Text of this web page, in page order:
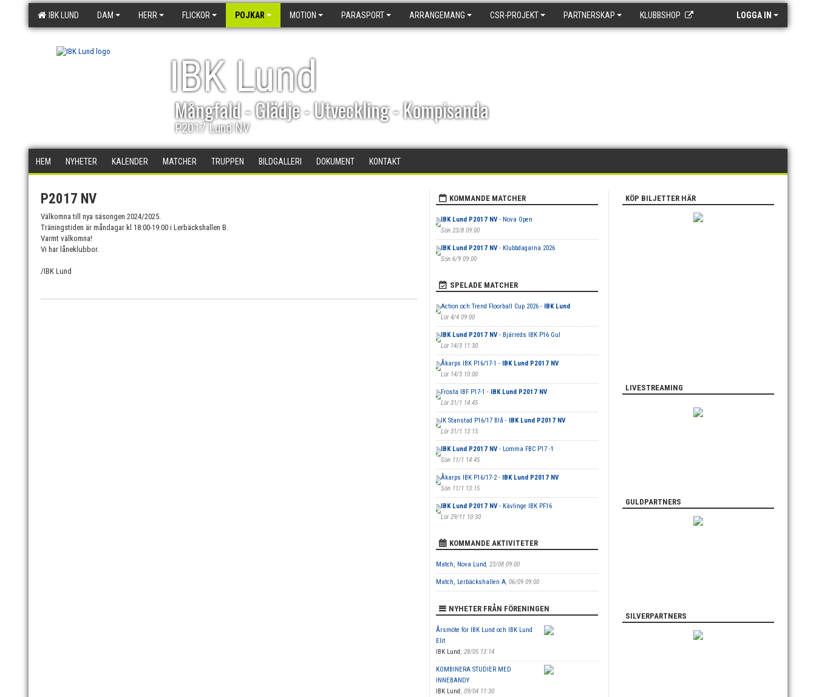
IBK LUND DAM HERR FLICKOR POJKAR MOTION PARASPORT ARRANGEMANG CSR-PROJEKT PARTNERSKAP KLUBBSHOP LOGGA IN
IBK Lund
Mångfald - Glädje - Utveckling - Kompisanda
P2017 Lund NV
HEM NYHETER KALENDER MATCHER TRUPPEN BILDGALLERI DOKUMENT KONTAKT
P2017 NV
Välkomna till nya säsongen 2024/2025.
Träningstiden är måndagar kl 18:00-19:00 i Lerbäckshallen B.
Varmt välkomna!
Vi har låneklubbor.
/IBK Lund
KOMMANDE MATCHER
IBK Lund P2017 NV- Nova Open
Sön 23/8 09:00
IBK Lund P2017 NV- Klubbdagarna 2026
Sön 6/9 09:00
SPELADE MATCHER
Action och Trend Floorball Cup 2026 - IBK Lund
Lör 4/4 09:00
IBK Lund P2017 NV- Bjärreds IBK P16 Gul
Lör 14/3 11:30
Åkarps IBK P16/17-1 - IBK Lund P2017 NV
Lör 14/3 10:00
Frosta IBF P17-1 - IBK Lund P2017 NV
Lör 31/1 14:45
IK Stanstad P16/17 Blå - IBK Lund P2017 NV
Lör 31/1 13:15
IBK Lund P2017 NV- Lomma FBC P17 -1
Sön 11/1 14:45
Åkarps IBK P16/17-2 - IBK Lund P2017 NV
Sön 11/1 13:15
IBK Lund P2017 NV- Kävlinge IBK PF16
Lör 29/11 10:30
KOMMANDE AKTIVITETER
Match, Nova Lund, 23/08 09:00
Match, Lerbäckshallen A, 06/09 09:00
NYHETER FRÅN FÖRENINGEN
Årsmöte för IBK Lund och IBK Lund
Elit
IBK Lund, 28/05 13:14
KOMBINERA STUDIER MED
INNEBANDY
IBK Lund, 09/04 11:30
KÖP BILJETTER HÄR
LIVESTREAMING
GULDPARTNERS
SILVERPARTNERS